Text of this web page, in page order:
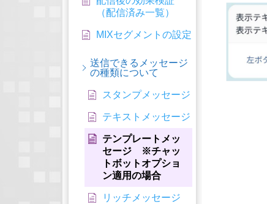
（配信済み一覧）
MIXセグメントの設定
送信できるメッセージ
の種類について
スタンプメッセージ
テキストメッセージ
テンプレートメッ
セージ ※チャッ
トボットオプショ
ン適用の場合
リッチメッセージ